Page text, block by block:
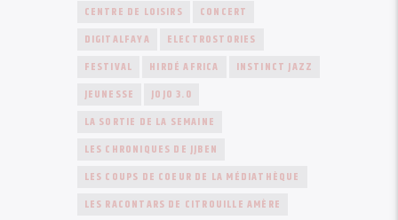
CENTRE DE LOISIRS
CONCERT
DIGITALFAYA
ELECTROSTORIES
FESTIVAL
HIRDÉ AFRICA
INSTINCT JAZZ
JEUNESSE
JOJO 3.0
LA SORTIE DE LA SEMAINE
LES CHRONIQUES DE JJBEN
LES COUPS DE COEUR DE LA MÉDIATHÈQUE
LES RACONTARS DE CITROUILLE AMÈRE